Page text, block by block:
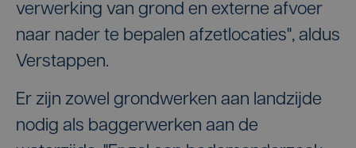
verwerking van grond en externe afvoer
naar nader te bepalen afzetlocaties", aldus
Verstappen.
Er zijn zowel grondwerken aan landzijde
nodig als baggerwerken aan de